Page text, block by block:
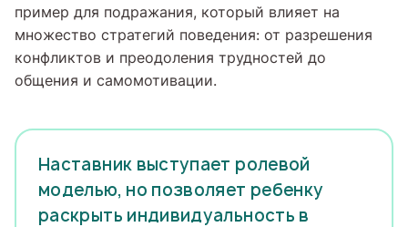
пример для подражания, который влияет на
множество стратегий поведения: от разрешения
конфликтов и преодоления трудностей до
общения и самомотивации.
Наставник выступает ролевой
моделью, но позволяет ребенку
раскрыть индивидуальность в